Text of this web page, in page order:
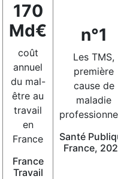
170
Md€
coût
annuel
du mal-
être au
travail
en
France
France
Travail
n°1
Les TMS,
première
cause de
maladie
Santé
France,